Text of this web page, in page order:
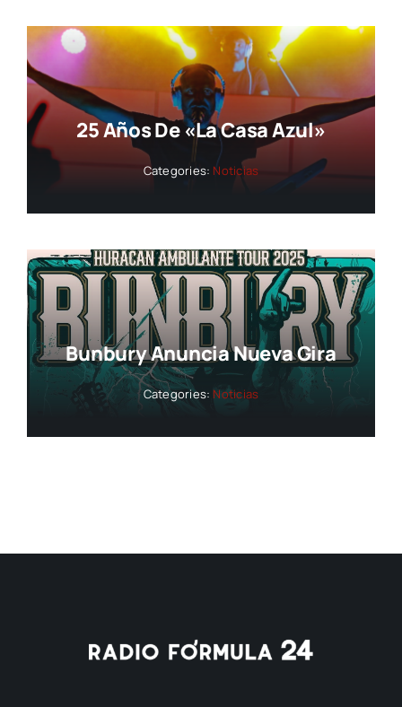
25 Años De «La Casa Azul»
Categories: Noticias
Bunbury Anuncia Nueva Gira
Categories: Noticias